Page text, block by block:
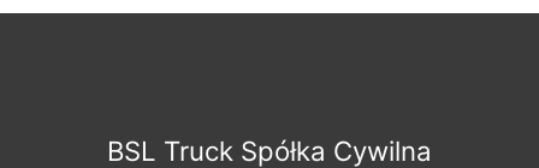
BSL Truck Spółka Cywilna